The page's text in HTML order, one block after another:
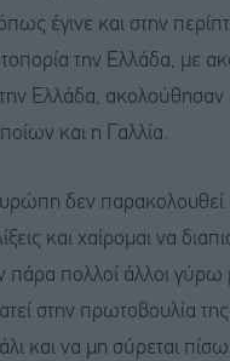
έγινε και στην
την Ελλάδα, με
Ελλάδα, ακολούθησαν
και η Γαλλία.
δεν παρακολουθεί
και χαίρομαι να
πάρα πολλοί άλλοι
στην πρωτοβουλία
και να μη σύρεται πίσω